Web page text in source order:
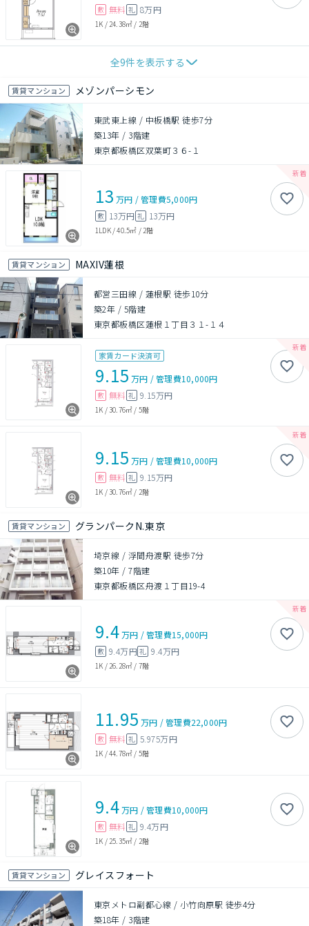
敷 無料 礼 8万円
1K / 24.38㎡ / 2階
全9件を表示する
賃貸マンション メゾンパーシモン
東武東上線 / 中板橋駅 徒歩7分
築13年 / 3階建
東京都板橋区双葉町３６-１
13 万円 /管理費5,000円
敷 13万円 礼 13万円
1LDK/40.5㎡ / 2階
賃貸マンション MAXIV蓮根
都営三田線 / 蓮根駅 徒歩10分
築2年 / 5階建
東京都板橋区蓮根１丁目３１-１４
家賃カード決済可
9.15 万円 /管理費10,000円
敷 無料 礼 9.15万円
1K /30.76㎡ / 5階
9.15 万円 /管理費10,000円
敷 無料 礼 9.15万円
1K /30.76㎡ / 2階
賃貸マンション グランパークN.東京
埼京線 / 浮間舟渡駅 徒歩7分
築10年 /7階建
東京都板橋区舟渡１丁目19-4
9.4万円 /管理費15,000円
敷 9.4万円礼 9.4万円
1K / 26.28㎡ / 7階
11.95 万円 /管理費22,000円
敷 無料 礼 5.975万円
1K /44.78㎡ / 5階
9.4万円 /管理費10,000円
敷 無料 礼 9.4万円
1K / 25.35㎡ / 2階
賃貸マンション グレイスフォート
東京メトロ副都心線 / 小竹向原駅 徒歩4分
築18年 / 3階建